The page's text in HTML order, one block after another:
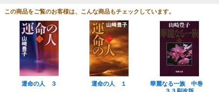
この商品をご覧のお客様は、こんな商品もチェックしています。
運命の人 ３ 運命の人 １
華麗なる一族 中巻